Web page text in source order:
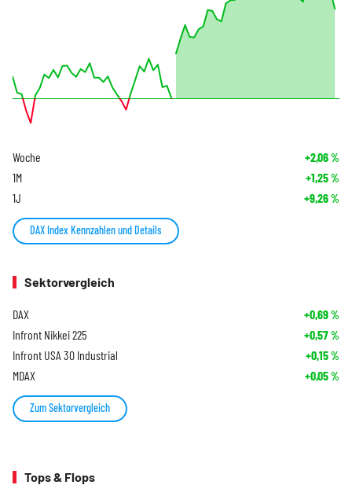
Woche +2,06%
1M +1,25%
1J +9,26%
DAX Index Kennzahlen und Details
Sektorvergleich
DAX +0,69%
Infront Nikkei 225 +0,57%
Infront USA 30 Industrial +0,15%
MDAX +0,05%
Zum Sektorvergleich
Tops & Flops